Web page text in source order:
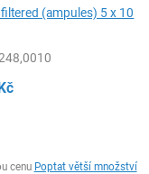
(ampules) 5 x 10
cenu Poptat větší množství